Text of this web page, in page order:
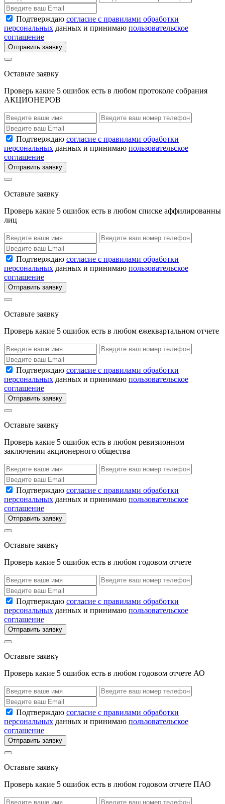
Подтверждаю согласие с правилами обработки
персональных данных и принимаю пользовательское
соглашение
Отправить заявку
Оставьте заявку
Проверь какие 5 ошибок есть в любом протоколе собрания
АКЦИОНЕРОВ
Подтверждаю согласие с правилами обработки
персональных данных и принимаю пользовательское
соглашение
Отправить заявку
Оставьте заявку
Проверь какие 5 ошибок есть в любом списке аффилированны
лиц
Подтверждаю согласие с правилами обработки
персональных данных и принимаю пользовательское
соглашение
Отправить заявку
Оставьте заявку
Проверь какие 5 ошибок есть в любом ежеквартальном отчете
Подтверждаю согласие с правилами обработки
персональных данных и принимаю пользовательское
соглашение
Отправить заявку
Оставьте заявку
Проверь какие 5 ошибок есть в любом ревизионном
заключении акционерного общества
Подтверждаю согласие с правилами обработки
персональных данных и принимаю пользовательское
соглашение
Отправить заявку
Оставьте заявку
Проверь какие 5 ошибок есть в любом годовом отчете
Подтверждаю согласие с правилами обработки
персональных данных и принимаю пользовательское
соглашение
Отправить заявку
Оставьте заявку
Проверь какие 5 ошибок есть в любом годовом отчете АО
Подтверждаю согласие с правилами обработки
персональных данных и принимаю пользовательское
соглашение
Отправить заявку
Оставьте заявку
Проверь какие 5 ошибок есть в любом годовом отчете ПАО